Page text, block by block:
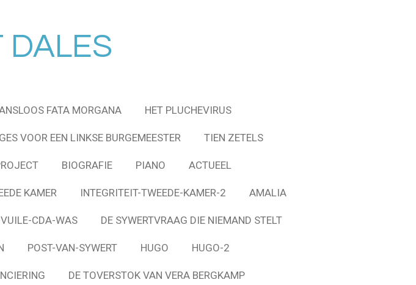
DALES
FATA MORGANA HET PLUCHEVIRUS
VOOR EEN LINKSE BURGEMEESTER TIEN ZETELS
BIOGRAFIE PIANO ACTUEEL
KAMER INTEGRITEIT-TWEEDE-KAMER-2 AMALIA
CDA-WAS DE SYWERTVRAAG DIE NIEMAND STELT
POST-VAN-SYWERT HUGO HUGO-2
DE TOVERSTOK VAN VERA BERGKAMP